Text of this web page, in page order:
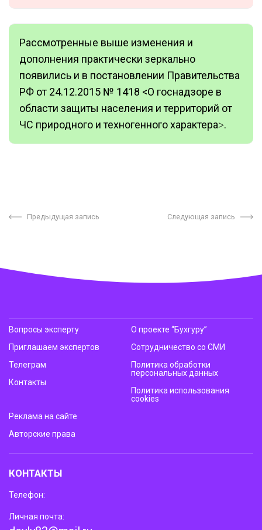
Рассмотренные выше изменения и
дополнения практически зеркально
появились и в постановлении Правительства
РФ от 24.12.2015 № 1418 <О госнадзоре в
области защиты населения и территорий от
ЧС природного и техногенного характера˃.
Предыдущая запись Следующая запись
Вопросы эксперту
Приглашаем экспертов
Телеграм
Контакты
О проекте “Бухгуру”
Сотрудничество со СМИ
Политика обработки
персональных данных
Политика использования
cookies
Реклама на сайте
Авторские права
КОНТАКТЫ
Телефон:
Личная почта: